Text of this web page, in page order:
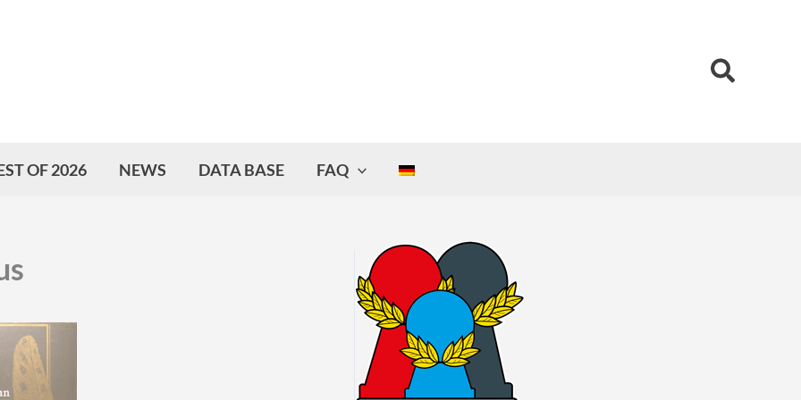
Search
OF 2026 NEWS DATA BASE FAQ